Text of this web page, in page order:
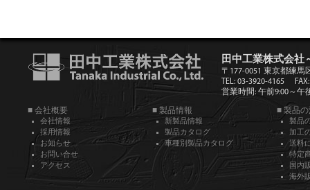
田中工業株式会社
〒177-0051 東京都練馬
TEL: 03-3920-4165
営業時間: 午前9:00～午
■ 会社概要
会社情報
採用情報
お知らせ
お問い合せ
アクセス
■ 製品情報
新製品情報
製品カタログ
車種別製品カタログ
■ 製品
製品
加工
送料
特定
国内
海外